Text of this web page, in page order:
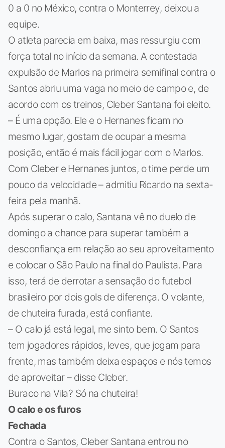
0 a 0 no México, contra o Monterrey, deixou a
equipe.
O atleta parecia em baixa, mas ressurgiu com
força total no início da semana. A contestada
expulsão de Marlos na primeira semifinal contra o
Santos abriu uma vaga no meio de campo e, de
acordo com os treinos, Cleber Santana foi eleito.
– É uma opção. Ele e o Hernanes ficam no
mesmo lugar, gostam de ocupar a mesma
posição, então é mais fácil jogar com o Marlos.
Com Cleber e Hernanes juntos, o time perde um
pouco da velocidade – admitiu Ricardo na sexta-
feira pela manhã.
Após superar o calo, Santana vê no duelo de
domingo a chance para superar também a
desconfiança em relação ao seu aproveitamento
e colocar o São Paulo na final do Paulista. Para
isso, terá de derrotar a sensação do futebol
brasileiro por dois gols de diferença. O volante,
de chuteira furada, está confiante.
– O calo já está legal, me sinto bem. O Santos
tem jogadores rápidos, leves, que jogam para
frente, mas também deixa espaços e nós temos
de aproveitar – disse Cleber.
Buraco na Vila? Só na chuteira!
O calo e os furos
Fechada
Contra o Santos, Cleber Santana entrou no